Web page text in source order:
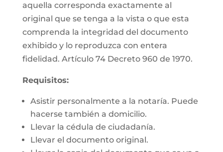
aquella corresponda exactamente al
original que se tenga a la vista o que esta
comprenda la integridad del documento
exhibido y lo reproduzca con entera
fidelidad. Artículo 74 Decreto 960 de 1970.
Requisitos:
Asistir personalmente a la notaría. Puede
hacerse también a domicilio.
Llevar la cédula de ciudadanía.
Llevar el documento original.